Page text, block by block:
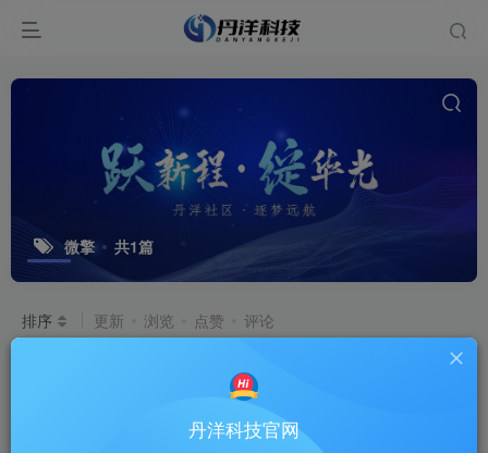
微擎 共1篇
排序 更新 浏览 点赞 评论
微擎框架接入标准易支付接口
[支持易
支付、码支付，实现个人免签收款]
聚付系统
丹洋科技官网